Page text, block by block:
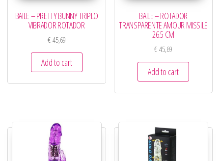
BAILE – PRETTY BUNNY TRIPLO
VIBRADOR ROTADOR
€45,69
Add to cart
BAILE – ROTADOR
TRANSPARENTE AMOUR MISSILE
26.5 CM
€45,69
Add to cart